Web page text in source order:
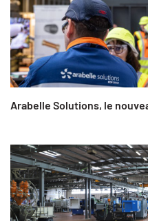
Arabelle Solutions, le